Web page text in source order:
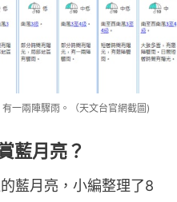
一兩陣驟雨。（天文台官網截圖)
藍月亮？
藍月亮，小編整理了8